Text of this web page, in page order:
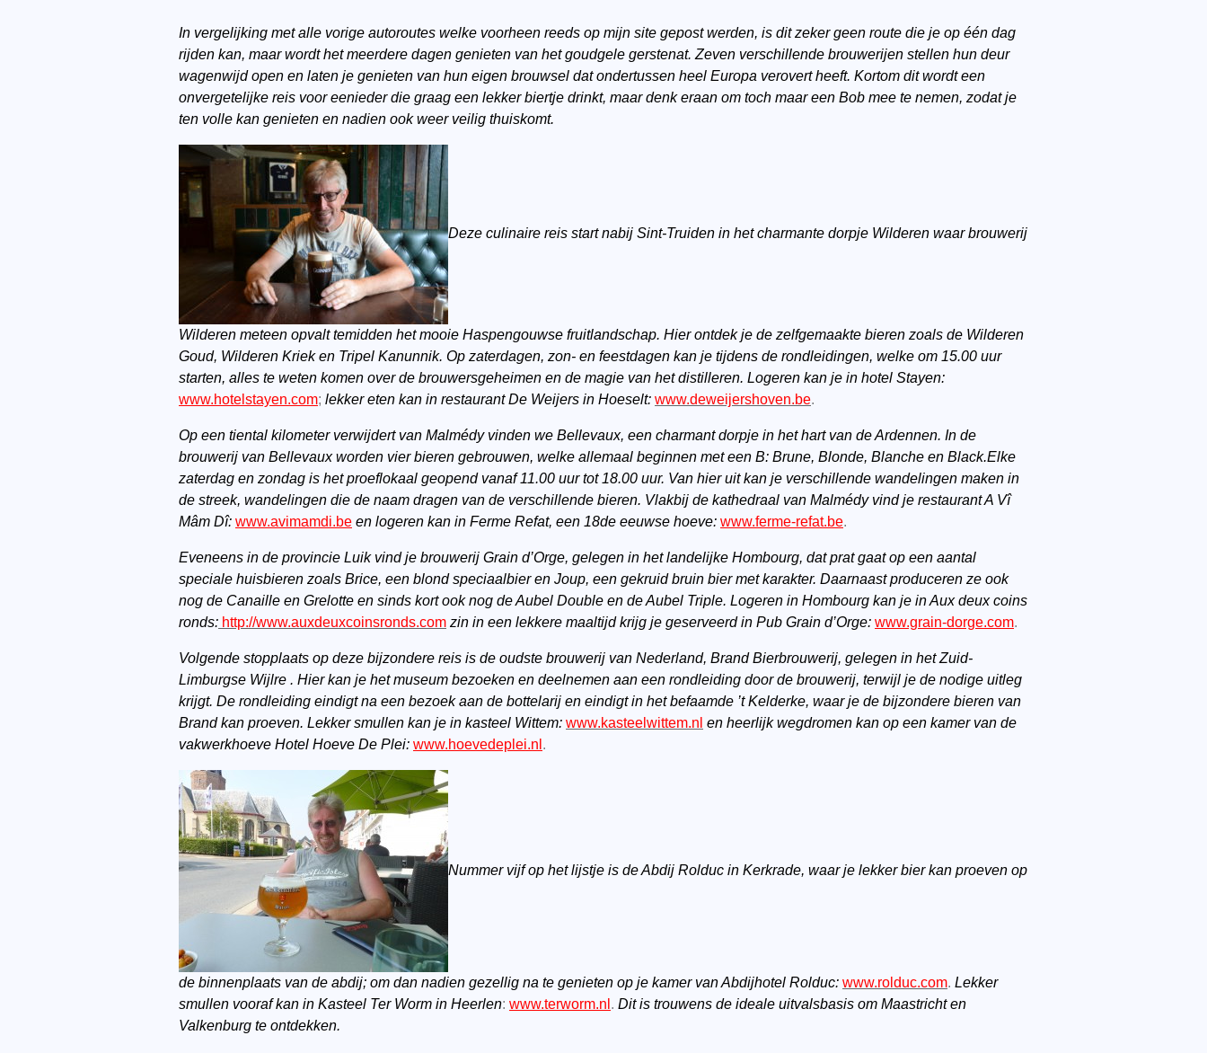
In vergelijking met alle vorige autoroutes welke voorheen reeds op mijn site gepost werden, is dit zeker geen route die je op één dag
rijden kan, maar wordt het meerdere dagen genieten van het goudgele gerstenat. Zeven verschillende brouwerijen stellen hun deur
wagenwijd open en laten je genieten van hun eigen brouwsel dat ondertussen heel Europa verovert heeft. Kortom dit wordt een
onvergetelijke reis voor eenieder die graag een lekker biertje drinkt, maar denk eraan om toch maar een Bob mee te nemen, zodat je
ten volle kan genieten en nadien ook weer veilig thuiskomt.
Deze culinaire reis start nabij Sint-Truiden in het charmante dorpje Wilderen waar brouwerij
Wilderen meteen opvalt temidden het mooie Haspengouwse fruitlandschap. Hier ontdek je de zelfgemaakte bieren zoals de Wilderen
Goud, Wilderen Kriek en Tripel Kanunnik. Op zaterdagen, zon- en feestdagen kan je tijdens de rondleidingen, welke om 15.00 uur
starten, alles te weten komen over de brouwersgeheimen en de magie van het distilleren. Logeren kan je in hotel Stayen:
www.hotelstayen.com; lekker eten kan in restaurant De Weijers in Hoeselt: www.deweijershoven.be.
Op een tiental kilometer verwijdert van Malmédy vinden we Bellevaux, een charmant dorpje in het hart van de Ardennen. In de
brouwerij van Bellevaux worden vier bieren gebrouwen, welke allemaal beginnen met een B: Brune, Blonde, Blanche en Black.Elke
zaterdag en zondag is het proeflokaal geopend vanaf 11.00 uur tot 18.00 uur. Van hier uit kan je verschillende wandelingen maken in
de streek, wandelingen die de naam dragen van de verschillende bieren. Vlakbij de kathedraal van Malmédy vind je restaurant A Vî
Mâm Dî: www.avimamdi.be en logeren kan in Ferme Refat, een 18de eeuwse hoeve: www.ferme-refat.be.
Eveneens in de provincie Luik vind je brouwerij Grain d’Orge, gelegen in het landelijke Hombourg, dat prat gaat op een aantal
speciale huisbieren zoals Brice, een blond speciaalbier en Joup, een gekruid bruin bier met karakter. Daarnaast produceren ze ook
nog de Canaille en Grelotte en sinds kort ook nog de Aubel Double en de Aubel Triple. Logeren in Hombourg kan je in Aux deux coins
ronds: http://www.auxdeuxcoinsronds.com zin in een lekkere maaltijd krijg je geserveerd in Pub Grain d’Orge: www.grain-dorge.com.
Volgende stopplaats op deze bijzondere reis is de oudste brouwerij van Nederland, Brand Bierbrouwerij, gelegen in het Zuid-
Limburgse Wijlre . Hier kan je het museum bezoeken en deelnemen aan een rondleiding door de brouwerij, terwijl je de nodige uitleg
krijgt. De rondleiding eindigt na een bezoek aan de bottelarij en eindigt in het befaamde ’t Kelderke, waar je de bijzondere bieren van
Brand kan proeven. Lekker smullen kan je in kasteel Wittem: www.kasteelwittem.nl en heerlijk wegdromen kan op een kamer van de
vakwerkhoeve Hotel Hoeve De Plei: www.hoevedeplei.nl .
Nummer vijf op het lijstje is de Abdij Rolduc in Kerkrade, waar je lekker bier kan proeven op
de binnenplaats van de abdij; om dan nadien gezellig na te genieten op je kamer van Abdijhotel Rolduc: www.rolduc.com. Lekker
smullen vooraf kan in Kasteel Ter Worm in Heerlen: www.terworm.nl . Dit is trouwens de ideale uitvalsbasis om Maastricht en
Valkenburg te ontdekken.